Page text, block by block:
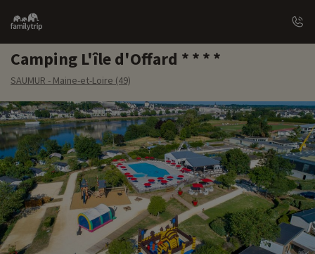
Family
trip
Camping L'île d'Offard
SAUMUR - Maine-et-Loire (49)